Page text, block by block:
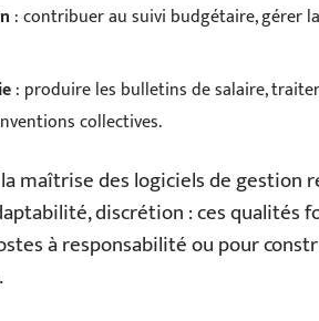
: contribuer au suivi budgétaire, gérer
: produire les bulletins de salaire,
collectives.
maîtrise des logiciels de gestion
discrétion : ces qualités
à responsabilité ou pour